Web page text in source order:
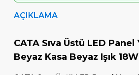
AÇIKLAMA
CATA Sıva Üstü LED
Beyaz Kasa Beyaz Işık 18W